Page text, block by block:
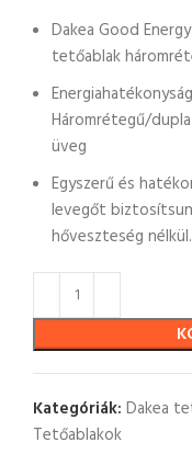
Dakea Good
tetőablak
Háromrétegű/
üveg
Egyszerű és
levegőt
hőveszteség nélkül.
Kategóriák: Dakea
Tetőablakok